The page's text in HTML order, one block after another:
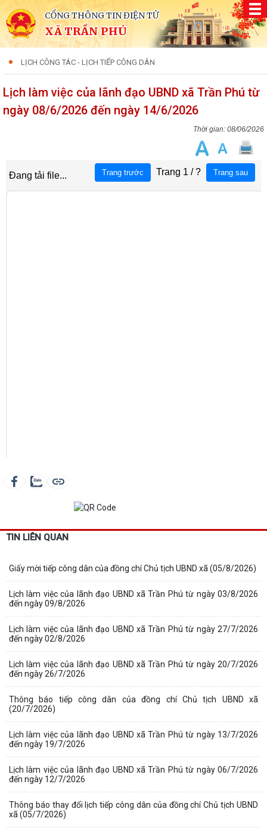
CỔNG THÔNG TIN ĐIỆN TỬ
XÃ TRẦN PHÚ
LỊCH CÔNG TÁC - LỊCH TIẾP CÔNG DÂN
Lịch làm việc của lãnh đạo UBND xã Trần Phú từ
ngày 08/6/2026 đến ngày 14/6/2026
08/06/2026
TIN LIÊN QUAN
Giấy mời tiếp công dân của đồng chí Chủ tịch UBND xã (05/8/2026)
Lịch làm việc của lãnh đạo UBND xã Trần Phú từ ngày 03/8/2026
đến ngày 09/8/2026
Lịch làm việc của lãnh đạo UBND xã Trần Phú từ ngày 27/7/2026
đến ngày 02/8/2026
Lịch làm việc của lãnh đạo UBND xã Trần Phú từ ngày 20/7/2026
đến ngày 26/7/2026
Thông báo tiếp công dân của đồng chí Chủ tịch UBND xã
(20/7/2026)
Lịch làm việc của lãnh đạo UBND xã Trần Phú từ ngày 13/7/2026
đến ngày 19/7/2026
Lịch làm việc của lãnh đạo UBND xã Trần Phú từ ngày 06/7/2026
đến ngày 12/7/2026
Thông báo thay đổi lịch tiếp công dân của đồng chí Chủ tịch UBND
xã (05/7/2026)